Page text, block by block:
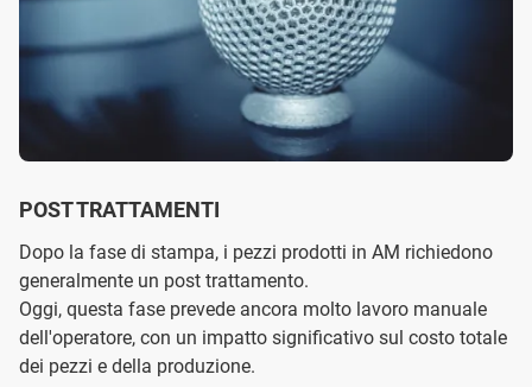
POST TRATTAMENTI
Dopo la fase di stampa, i pezzi prodotti in AM richiedono
generalmente un post trattamento.
Oggi, questa fase prevede ancora molto lavoro manuale
dell'operatore, con un impatto significativo sul costo totale
dei pezzi e della produzione.